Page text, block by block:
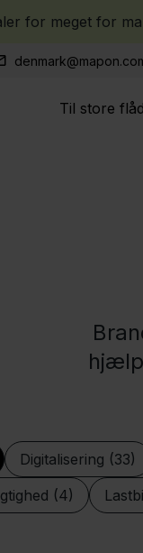
for meget for
Til store
Digitalisering (33)
(4)